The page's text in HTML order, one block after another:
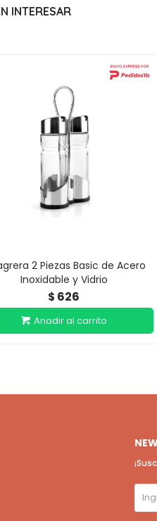
INTERESAR
2 Piezas Basic de Acero
Inoxidable y Vidrio
$ 626